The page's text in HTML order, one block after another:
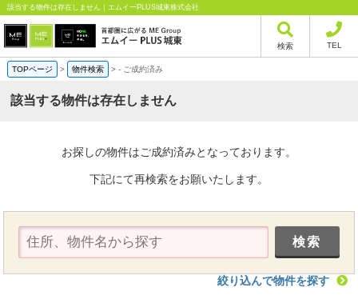
該当する物件は存在しません｜エムイーPLUS城東株式会社
検索 TEL
TOPページ > 物件検索 >- ご成約済み
該当する物件は存在しません
お探しの物件はご成約済みとなっております。
下記にて再検索をお願いたします。
絞り込んで物件を探す